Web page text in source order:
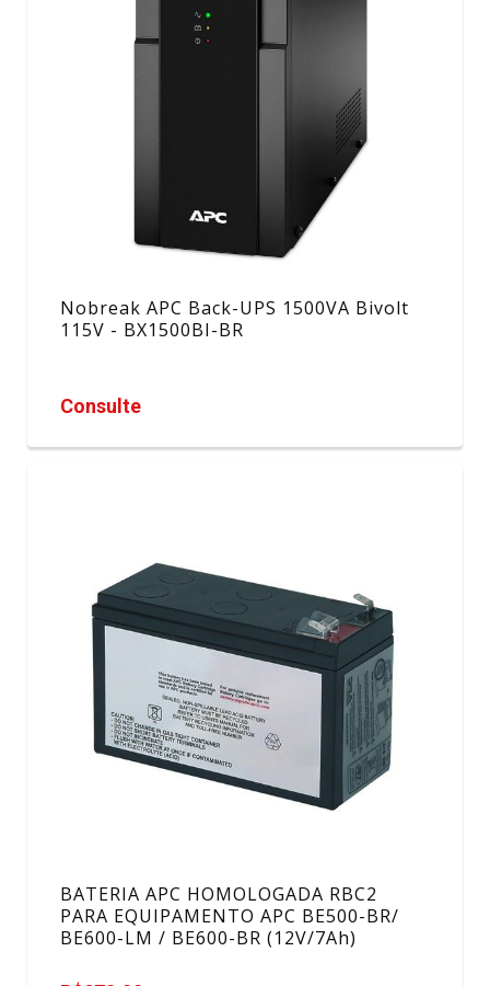
Nobreak APC Back-UPS 1500VA Bivolt
115V - BX1500BI-BR
Consulte
BATERIA APC HOMOLOGADA RBC2
PARA EQUIPAMENTO APC BE500-BR/
BE600-LM / BE600-BR (12V/7Ah)